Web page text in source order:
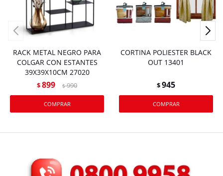
RACK METAL NEGRO PARA
COLGAR CON ESTANTES
39X39X10CM 27020
$899 $ 990
CORTINA POLIESTER BLACK
OUT 13401
$945